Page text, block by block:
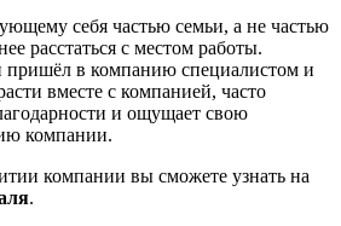
себя частью семьи, а не частью
расстаться с местом работы.
пришёл в компанию специалистом и
вместе с компанией, часто
и ощущает свою
компании.
компании вы сможете узнать на
.